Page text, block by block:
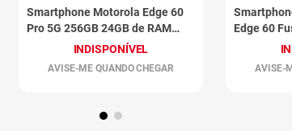
Smartphone Motorola Edge 60
Pro 5G 256GB 24GB de RAM
INDISPONÍVEL
AVISE-ME QUANDO CHEGAR
Edge 60
de RAM
AVISE-